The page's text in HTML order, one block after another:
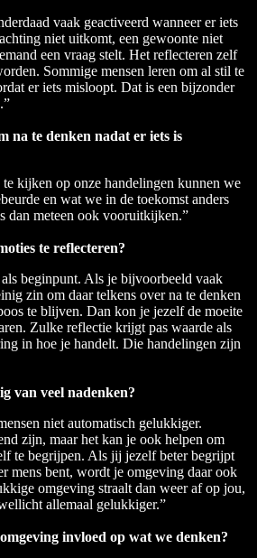
vaak geactiveerd wanneer er iets
niet uitkomt, een gewoonte niet
een vraag stelt. Het reflecteren zelf
Sommige mensen leren om al stil te
er iets misloopt. Dat is een bijzonder
na te denken nadat er iets is
kijken op onze handelingen kunnen we
en wat we in de toekomst anders
dan meteen ook vooruitkijken.”
te reflecteren?
beginpunt. Als je bijvoorbeeld vaak
zin om daar telkens over na te denken
te blijven. Dan kon je jezelf de moeite
Zulke reflectie krijgt pas waarde als
in hoe je handelt. Die handelingen zijn
van veel nadenken?
niet automatisch gelukkiger.
zijn, maar het kan je ook helpen om
te begrijpen. Als jij jezelf beter begrijpt
mens bent, wordt je omgeving daar ook
omgeving straalt dan weer af op jou,
allemaal gelukkiger.”
invloed op wat we denken?